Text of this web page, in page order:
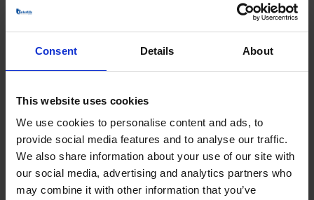
Consent Details About
This website uses cookies
We use cookies to personalise content and ads, to
provide social media features and to analyse our traffic.
We also share information about your use of our site with
our social media, advertising and analytics partners who
may combine it with other information that you’ve